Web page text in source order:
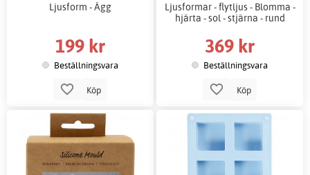
Ljusform - Ägg
199 kr
Beställningsvara
Köp
Ljusformar - flytljus - Blomma -
hjärta - sol - stjärna - rund
369 kr
Beställningsvara
Köp